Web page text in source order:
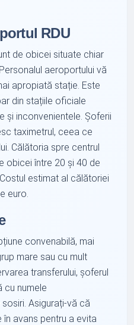
RDU
de obicei situate chiar
aeroportului vă
apropiată stație. Este
din stațiile oficiale
și inconvenientele. Șoferii
taximetrul, ceea ce
Călătoria spre centrul
obicei între 20 și 40 de
estimat al călătoriei
euro.
convenabilă, mai
mare sau cu mult
transferului, șoferul
cu numele
Asigurați-vă că
avans pentru a evita